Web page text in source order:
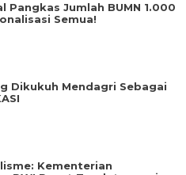
Pangkas Jumlah BUMN 1.000
Semua!
Dikukuh Mendagri Sebagai
Kementerian